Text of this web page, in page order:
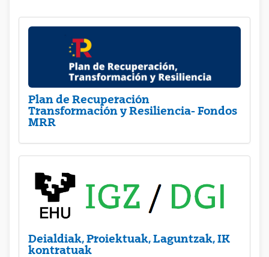
Plan de Recuperación
Transformación y Resiliencia- Fondos
MRR
Deialdiak, Proiektuak, Laguntzak, IK
kontratuak